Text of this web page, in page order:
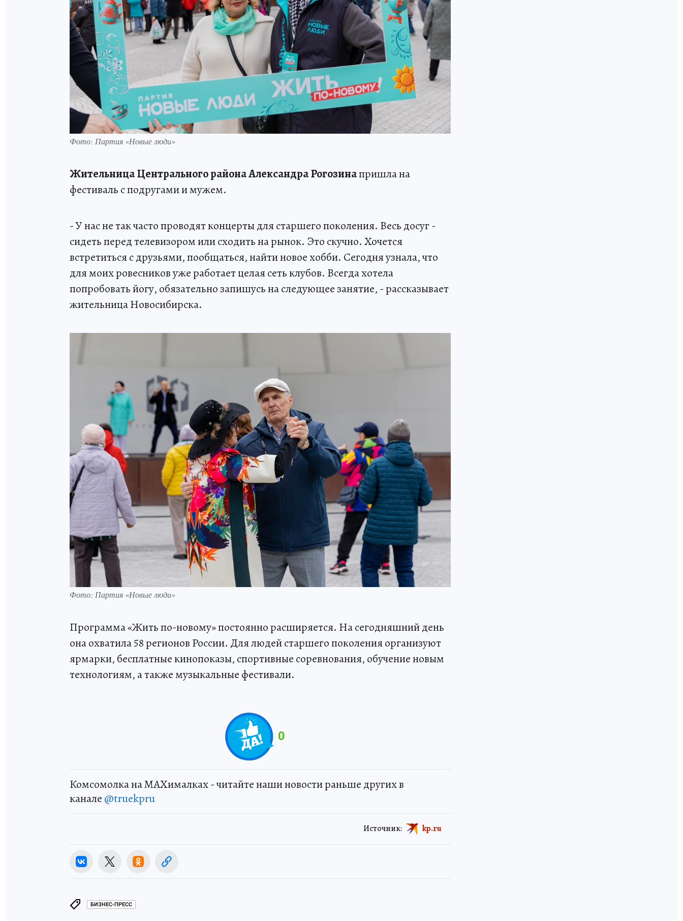
Фото: Партия «Новые люди»
Жительница Центрального районаАлександра Рогозинапришла на
фестиваль с подругами и мужем.
- У нас не так часто проводят концерты для старшего поколения. Весь досуг -
сидеть перед телевизором или сходить на рынок. Это скучно. Хочется
встретиться с друзьями, пообщаться, найти новое хобби. Сегодня узнала, что
для моих ровесников уже работает целая сеть клубов. Всегда хотела
попробовать йогу, обязательно запишусь на следующее занятие, - рассказывает
жительница Новосибирска.
Фото: Партия «Новые люди»
Программа «Жить по-новому» постоянно расширяется. На сегодняшний день
она охватила 58 регионов России. Для людей старшего поколения организуют
ярмарки, бесплатные кинопоказы, спортивные соревнования, обучение новым
технологиям, а также музыкальные фестивали.
0
Комсомолка на MAXималках - читайте наши новости раньше других в
канале @truekpru
Источник: kp.ru
БИЗНЕС-ПРЕСС